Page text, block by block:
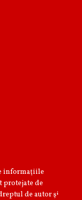
informaţiile
protejate de
de autor şi